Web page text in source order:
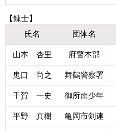
【錬士】
氏名
団体名
山本 杏里 府警本部
鬼口 尚之 舞鶴警察署
千賀 一史 御所南少年
平野 真樹 亀岡市剣連